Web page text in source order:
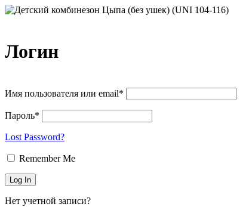
Логин
Имя пользователя или email*
Пароль*
Lost Password?
Remember Me
Нет учетной записи?